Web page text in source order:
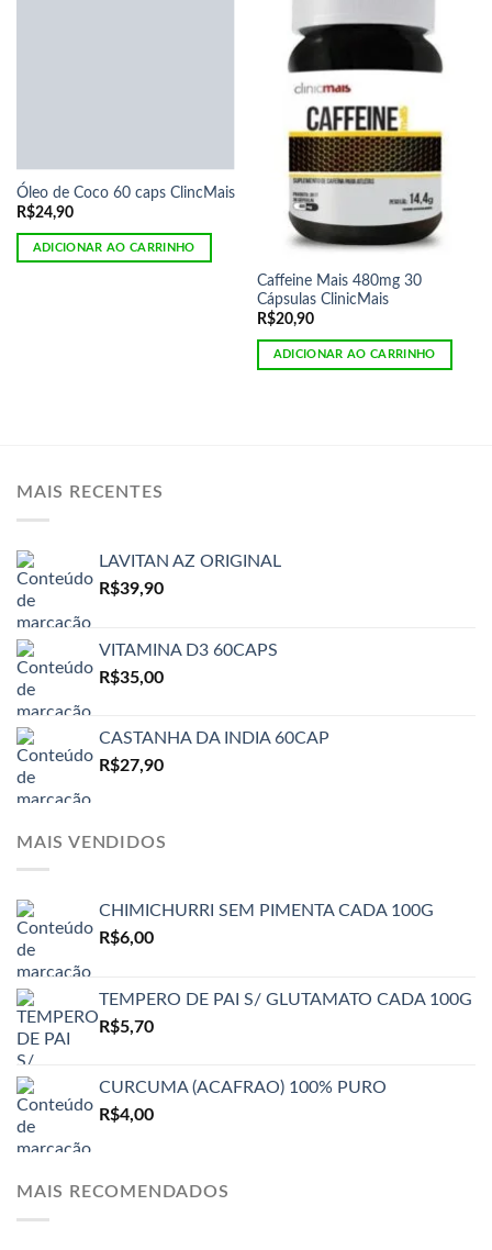
Óleo de Coco 60 caps ClincMais
R$24,90
ADICIONAR AO CARRINHO
Caffeine Mais 480mg 30
Cápsulas ClinicMais
R$20,90
ADICIONAR AO CARRINHO
MAIS RECENTES
LAVITAN AZ ORIGINAL
R$39,90
VITAMINA D3 60CAPS
R$35,00
CASTANHA DA INDIA 60CAP
R$27,90
MAIS VENDIDOS
CHIMICHURRI SEM PIMENTA CADA 100G
R$6,00
TEMPERO DE PAI S/ GLUTAMATO CADA 100G
R$5,70
CURCUMA (ACAFRAO) 100% PURO
R$4,00
MAIS RECOMENDADOS